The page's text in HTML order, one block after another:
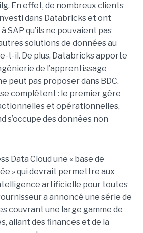
En effet, de nombreux clients
dans Databricks et ont
SAP qu’ils ne pouvaient pas
solutions de données au
t-il. De plus, Databricks apporte
de l’apprentissage
peut pas proposer dans BDC.
complètent : le premier gère
et opérationnelles,
s’occupe des données non
Data Cloud une « base de
» qui devrait permettre aux
artificielle pour toutes
a annoncé une série de
couvrant une large gamme de
allant des finances et de la